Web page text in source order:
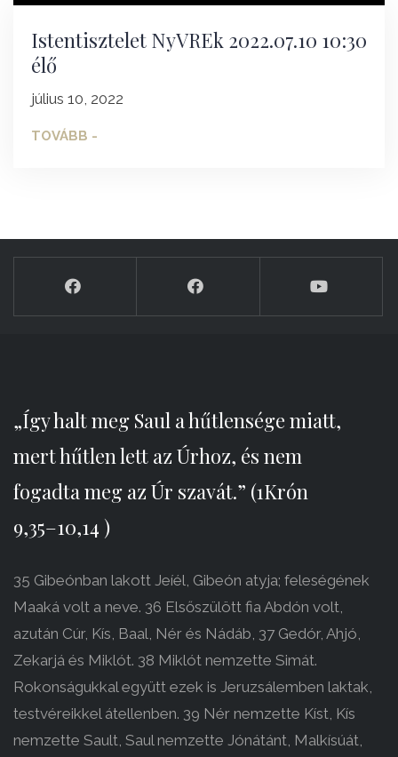
Istentisztelet NyVREk 2022.07.10 10:30
élő
július 10, 2022
TOVÁBB -
„Így halt meg Saul a hűtlensége miatt,
mert hűtlen lett az Úrhoz, és nem
fogadta meg az Úr szavát.” (1Krón
9,35–10,14 )
35 Gibeónban lakott Jeíél, Gibeón atyja; feleségének
Maaká volt a neve. 36 Elsőszülött fia Abdón volt,
azután Cúr, Kís, Baal, Nér és Nádáb, 37 Gedór, Ahjó,
Zekarjá és Miklót. 38 Miklót nemzette Simát.
Rokonságukkal együtt ezek is Jeruzsálemben laktak,
testvéreikkel átellenben. 39 Nér nemzette Kíst, Kís
nemzette Sault, Saul nemzette Jónátánt, Malkísúát,